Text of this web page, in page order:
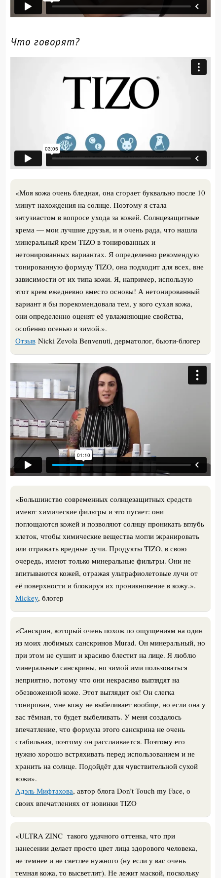
Что говорят?
«Моя кожа очень бледная, она сгорает буквально после 10
минут нахождения на солнце. Поэтому я стала
энтузиастом в вопросе ухода за кожей. Солнцезащитные
крема — мои лучшие друзья, и я очень рада, что нашла
минеральный крем TIZO в тонированных и
нетонированных вариантах. Я определенно рекомендую
тонированную формулу TIZO, она подходит для всех, вне
зависимости от их типа кожи. Я, например, использую
этот крем ежедневно вместо основы! А нетонированный
вариант я бы порекомендовала тем, у кого сухая кожа,
они определенно оценят её увлажняющие свойства,
особенно осенью и зимой.».
Отзыв Nicki Zevola Benvenuti, дерматолог, бьюти-блогер
«Большинство современных солнцезащитных средств
имеют химические фильтры и это пугает: они
поглощаются кожей и позволяют солнцу проникать вглубь
клеток, чтобы химические вещества могли экранировать
или отражать вредные лучи. Продукты TIZO, в свою
очередь, имеют только минеральные фильтры. Они не
впитываются кожей, отражая ультрафиолетовые лучи от
её поверхности и блокируя их проникновение в кожу.».
Mickey, блогер
«Санскрин, который очень похож по ощущениям на один
из моих любимых санскринов Murad. Он минеральный, но
при этом не сушит и красиво блестит на лице. Я люблю
минеральные санскрины, но зимой ими пользоваться
неприятно, потому что они некрасиво выглядят на
обезвоженной коже. Этот выглядит ок! Он слегка
тонирован, мне кожу не выбеливает вообще, но если она у
вас тёмная, то будет выбеливать. У меня создалось
впечатление, что формула этого санскрина не очень
стабильная, поэтому он расслаивается. Поэтому его
нужно хорошо встряхивать перед использованием и не
хранить на солнце. Подойдёт для чувствительной сухой
кожи».
Aдэль Мифтахова, автор блога Don’t Touch my Face, о
своих впечатлениях от новинки TIZO
«ULTRA ZINC такого удачного оттенка, что при
нанесении делает просто цвет лица здорового человека,
не темнее и не светлее нужного (ну если у вас очень
темная кожа, то высветлит). Не лежит маской, поскольку